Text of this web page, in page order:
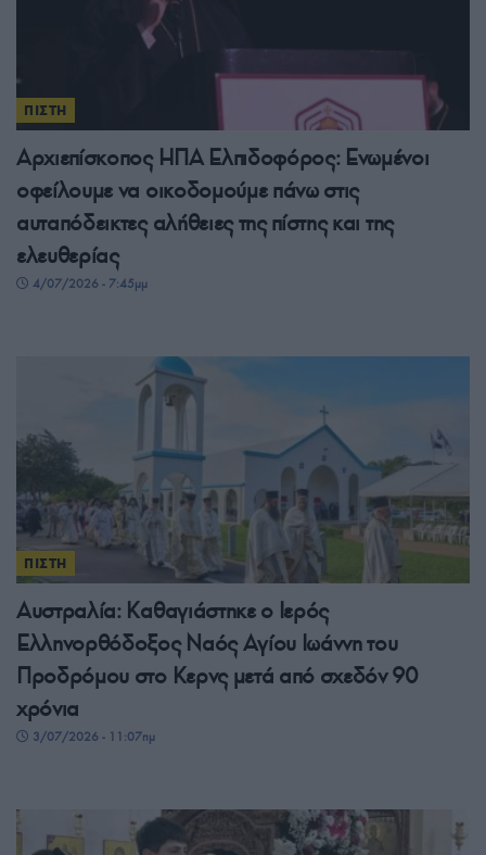
ΠΙΣΤΗ
Αρχιεπίσκοπος ΗΠΑ Ελπιδοφόρος: Ενωμένοι
οφείλουμε να οικοδομούμε πάνω στις
αυταπόδεικτες αλήθειες της πίστης και της
ελευθερίας
4/07/2026 - 7:45μμ
ΠΙΣΤΗ
Αυστραλία: Καθαγιάστηκε ο Ιερός
Ελληνορθόδοξος Ναός Αγίου Ιωάννη του
Προδρόμου στο Κερνς μετά από σχεδόν 90
χρόνια
3/07/2026 - 11:07πμ